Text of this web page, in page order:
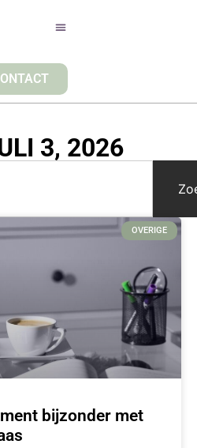
3, 2026
OVERIGE
bijzonder met